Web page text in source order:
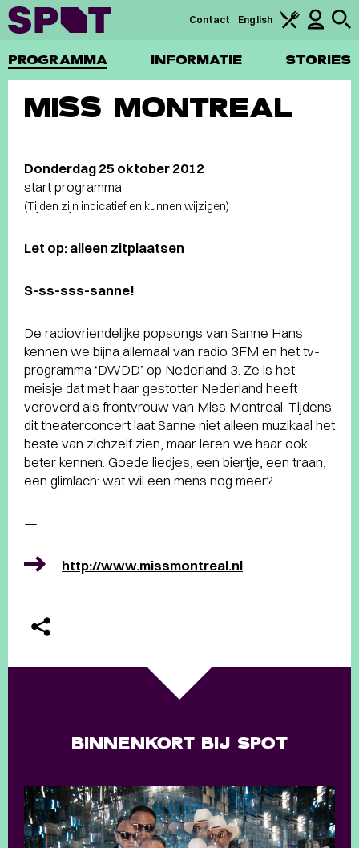
PROGRAMMA INFORMATIE STORIES
Contact English
MISS MONTREAL
Donderdag 25 oktober 2012
start programma
(Tijden zijn indicatief en kunnen wijzigen)
Let op: alleen zitplaatsen
S-ss-sss-sanne!
De radiovriendelijke popsongs van Sanne Hans
kennen we bijna allemaal van radio 3FM en het tv-
programma ‘DWDD’ op Nederland 3. Ze is het
meisje dat met haar gestotter Nederland heeft
veroverd als frontvrouw van Miss Montreal. Tijdens
dit theaterconcert laat Sanne niet alleen muzikaal het
beste van zichzelf zien, maar leren we haar ook
beter kennen. Goede liedjes, een biertje, een traan,
een glimlach: wat wil een mens nog meer?
—
http://www.missmontreal.nl
BINNENKORT BIJ SPOT